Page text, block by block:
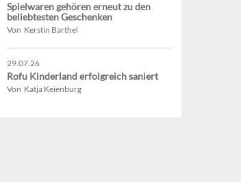
Spielwaren gehören erneut zu den
beliebtesten Geschenken
Von Kerstin Barthel
29.07.26
Rofu Kinderland erfolgreich saniert
Von Katja Keienburg